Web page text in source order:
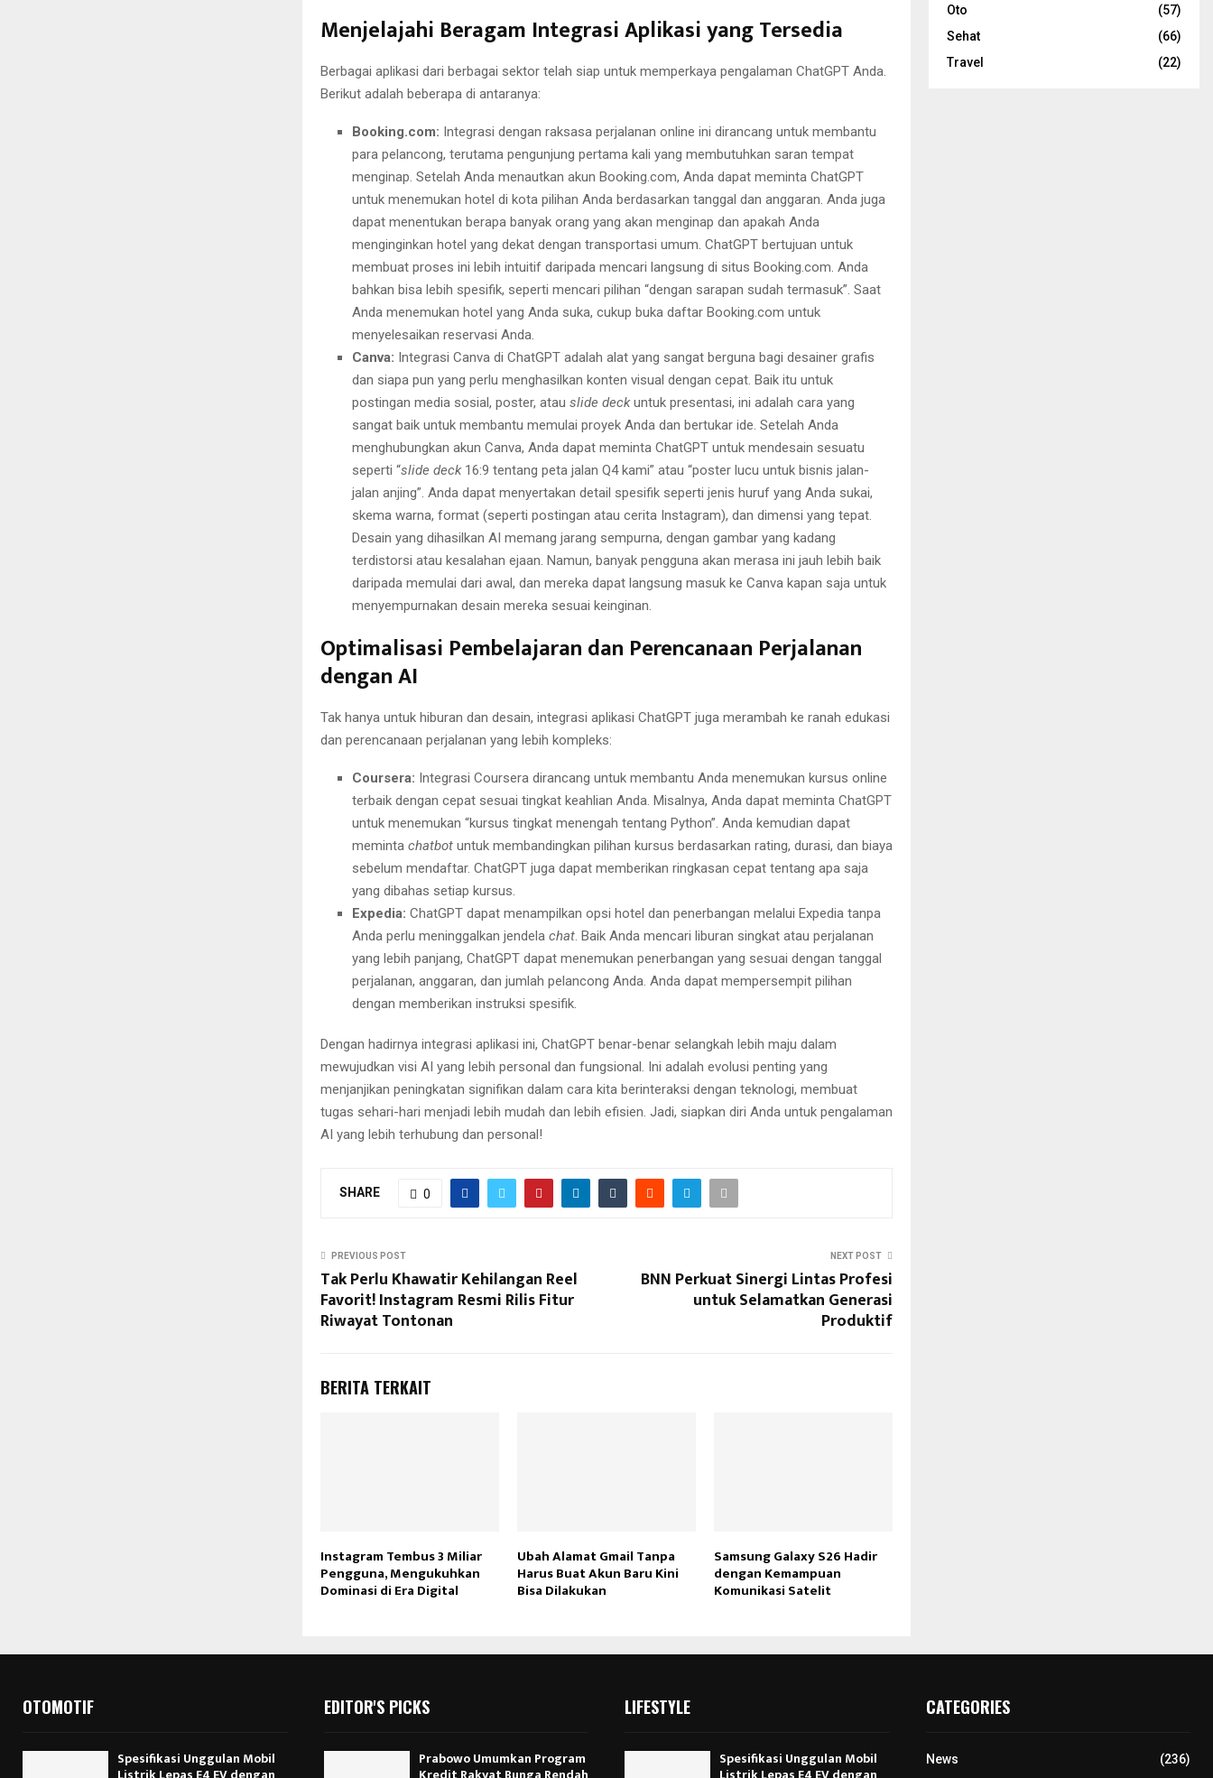
Menjelajahi Beragam Integrasi Aplikasi yang Tersedia
Berbagai aplikasi dari berbagai sektor telah siap untuk memperkaya pengalaman ChatGPT Anda.
Berikut adalah beberapa di antaranya:
Booking.com: Integrasi dengan raksasa perjalanan online ini dirancang untuk membantu
para pelancong, terutama pengunjung pertama kali yang membutuhkan saran tempat
menginap. Setelah Anda menautkan akun Booking.com, Anda dapat meminta ChatGPT
untuk menemukan hotel di kota pilihan Anda berdasarkan tanggal dan anggaran. Anda juga
dapat menentukan berapa banyak orang yang akan menginap dan apakah Anda
menginginkan hotel yang dekat dengan transportasi umum. ChatGPT bertujuan untuk
membuat proses ini lebih intuitif daripada mencari langsung di situs Booking.com. Anda
bahkan bisa lebih spesifik, seperti mencari pilihan “dengan sarapan sudah termasuk”. Saat
Anda menemukan hotel yang Anda suka, cukup buka daftar Booking.com untuk
menyelesaikan reservasi Anda.
Canva: Integrasi Canva di ChatGPT adalah alat yang sangat berguna bagi desainer grafis
dan siapa pun yang perlu menghasilkan konten visual dengan cepat. Baik itu untuk
postingan media sosial, poster, atau slide deckuntuk presentasi, ini adalah cara yang
sangat baik untuk membantu memulai proyek Anda dan bertukar ide. Setelah Anda
menghubungkan akun Canva, Anda dapat meminta ChatGPT untuk mendesain sesuatu
seperti “slide deck16:9 tentang peta jalan Q4 kami” atau “poster lucu untuk bisnis jalan-
jalan anjing”. Anda dapat menyertakan detail spesifik seperti jenis huruf yang Anda sukai,
skema warna, format (seperti postingan atau cerita Instagram), dan dimensi yang tepat.
Desain yang dihasilkan AI memang jarang sempurna, dengan gambar yang kadang
terdistorsi atau kesalahan ejaan. Namun, banyak pengguna akan merasa ini jauh lebih baik
daripada memulai dari awal, dan mereka dapat langsung masuk ke Canva kapan saja untuk
menyempurnakan desain mereka sesuai keinginan.
Optimalisasi Pembelajaran dan Perencanaan Perjalanan
dengan AI
Tak hanya untuk hiburan dan desain, integrasi aplikasi ChatGPT juga merambah ke ranah edukasi
dan perencanaan perjalanan yang lebih kompleks:
Coursera: Integrasi Coursera dirancang untuk membantu Anda menemukan kursus online
terbaik dengan cepat sesuai tingkat keahlian Anda. Misalnya, Anda dapat meminta ChatGPT
untuk menemukan “kursus tingkat menengah tentang Python”. Anda kemudian dapat
meminta chatbot untuk membandingkan pilihan kursus berdasarkan rating, durasi, dan biaya
sebelum mendaftar. ChatGPT juga dapat memberikan ringkasan cepat tentang apa saja
yang dibahas setiap kursus.
Expedia: ChatGPT dapat menampilkan opsi hotel dan penerbangan melalui Expedia tanpa
Anda perlu meninggalkan jendela chat. Baik Anda mencari liburan singkat atau perjalanan
yang lebih panjang, ChatGPT dapat menemukan penerbangan yang sesuai dengan tanggal
perjalanan, anggaran, dan jumlah pelancong Anda. Anda dapat mempersempit pilihan
dengan memberikan instruksi spesifik.
Dengan hadirnya integrasi aplikasi ini, ChatGPT benar-benar selangkah lebih maju dalam
mewujudkan visi AI yang lebih personal dan fungsional. Ini adalah evolusi penting yang
menjanjikan peningkatan signifikan dalam cara kita berinteraksi dengan teknologi, membuat
tugas sehari-hari menjadi lebih mudah dan lebih efisien. Jadi, siapkan diri Anda untuk pengalaman
AI yang lebih terhubung dan personal!
SHARE 0
PREVIOUS POST
Tak Perlu Khawatir Kehilangan Reel
Favorit! Instagram Resmi Rilis Fitur
Riwayat Tontonan
NEXT POST
BNN Perkuat Sinergi Lintas Profesi
untuk Selamatkan Generasi
Produktif
BERITA TERKAIT
Instagram Tembus 3 Miliar
Pengguna, Mengukuhkan
Dominasi di Era Digital
Ubah Alamat Gmail Tanpa
Harus Buat Akun Baru Kini
Bisa Dilakukan
Samsung Galaxy S26 Hadir
dengan Kemampuan
Komunikasi Satelit
Oto
(57)
Sehat
(66)
Travel
(22)
OTOMOTIF
Spesifikasi Unggulan Mobil
EDITOR'S PICKS
Prabowo Umumkan Program
LIFESTYLE
Spesifikasi Unggulan Mobil
CATEGORIES
News (236)